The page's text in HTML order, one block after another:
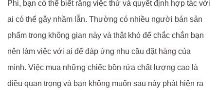
Phi, bạn có thể biết rằng việc thử và quyết định hợp tác với
ai có thể gây nhầm lẫn. Thường có nhiều người bán sản
phẩm trong không gian này và thật khó để chắc chắn bạn
nên làm việc với ai để đáp ứng nhu cầu đặt hàng của
mình. Việc mua những chiếc bồn rửa chất lượng cao là
điều quan trọng và bạn không muốn sau này phát hiện ra